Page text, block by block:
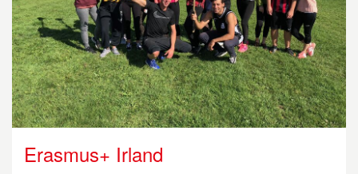
Erasmus+ Irland